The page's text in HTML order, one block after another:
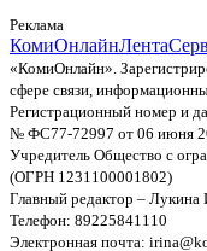
Реклама
КомиОнлайнЛента
«КомиОнлайн».
сфере связи,
Регистрационный номер и
№ ФС77-72997 от 06 июня
Учредитель Общество с
(ОГРН 1231100001802)
Главный редактор – Лукина
Телефон: 89225841110
Электронная почта: